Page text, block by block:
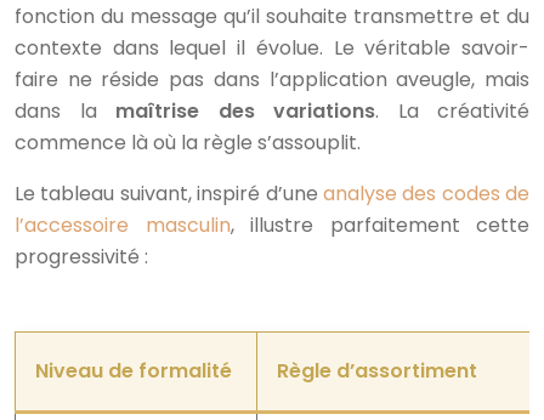
fonction du message qu’il souhaite transmettre et du
contexte dans lequel il évolue. Le véritable savoir-
faire ne réside pas dans l’application aveugle, mais
dans la maîtrise des variations. La créativité
commence là où la règle s’assouplit.
Le tableau suivant, inspiré d’une analyse des codes de
l’accessoire masculin, illustre parfaitement cette
progressivité :
Niveau de formalité Règle d’assortiment